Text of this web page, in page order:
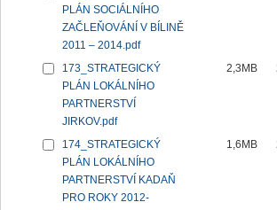
PLÁN SOCIÁLNÍHO
ZAČLEŇOVÁNÍ V BÍLINĚ
2011 – 2014.pdf
173_STRATEGICKÝ
PLÁN LOKÁLNÍHO
PARTNERSTVÍ
JIRKOV.pdf
2,3MB
174_STRATEGICKÝ
PLÁN LOKÁLNÍHO
PARTNERSTVÍ KADAŇ
PRO ROKY 2012-
1,6MB